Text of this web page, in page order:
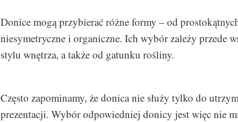
Donice mogą przybierać różne formy – od
niesymetryczne i organiczne. Ich wybór zależy przede
stylu wnętrza, a także od gatunku rośliny.
Często zapominamy, że donica nie służy tylko do
prezentacji. Wybór odpowiedniej donicy jest więc nie